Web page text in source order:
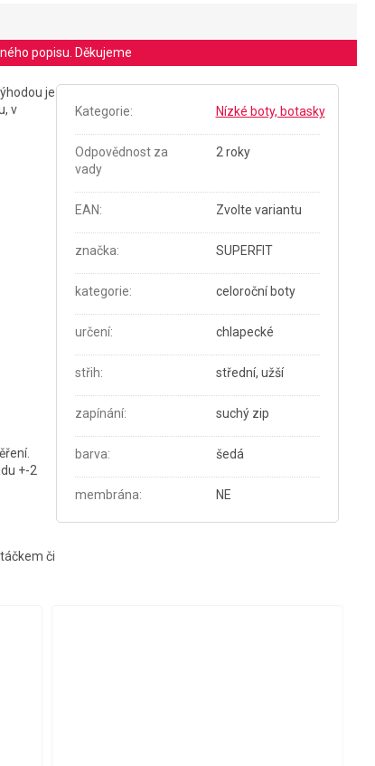
popisu. Děkujeme
je
v
+-2
či
Kategorie: Nízké boty, botasky
Odpovědnost za
vady
2 roky
EAN: Zvolte variantu
značka: SUPERFIT
kategorie: celoroční boty
určení: chlapecké
střih: střední, užší
zapínání: suchý zip
barva: šedá
membrána: NE